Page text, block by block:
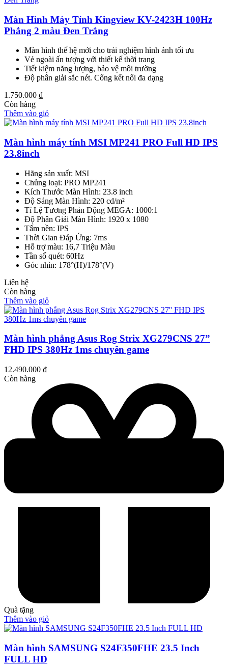
Màn Hình Máy Tính Kingview KV-2423H 100Hz
Phẳng 2 màu Đen Trắng
Màn hình thế hệ mới cho trải nghiệm hình ảnh tối ưu
Vẻ ngoài ấn tượng với thiết kế thời trang
Tiết kiệm năng lượng, bảo vệ môi trường
Độ phân giải sắc nét. Cổng kết nối đa dạng
1.750.000 ₫
Còn hàng
Thêm vào giỏ
Màn hình máy tính MSI MP241 PRO Full HD IPS
23.8inch
Hãng sản xuất: MSI
Chủng loại: PRO MP241
Kích Thước Màn Hình: 23.8 inch
Độ Sáng Màn Hình: 220 cd/m²
Tỉ Lệ Tương Phản Động MEGA: 1000:1
Độ Phân Giải Màn Hình: 1920 x 1080
Tấm nền: IPS
Thời Gian Đáp Ứng: 7ms
Hỗ trợ màu: 16,7 Triệu Màu
Tần số quét: 60Hz
Góc nhìn: 178°(H)/178°(V)
Liên hệ
Còn hàng
Thêm vào giỏ
Màn hình phẳng Asus Rog Strix XG279CNS 27”
FHD IPS 380Hz 1ms chuyên game
12.490.000 ₫
Còn hàng
Quà tặng
Thêm vào giỏ
Màn hình SAMSUNG S24F350FHE 23.5 Inch
FULL HD